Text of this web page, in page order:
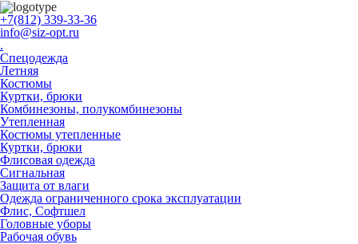
+7(812) 339-33-36
info@siz-opt.ru
.
Спецодежда
Летняя
Костюмы
Куртки, брюки
Комбинезоны, полукомбинезоны
Утепленная
Костюмы утепленные
Куртки, брюки
Флисовая одежда
Сигнальная
Защита от влаги
Одежда ограниченного срока эксплуатации
Флиc, Софтшел
Головные уборы
Рабочая обувь